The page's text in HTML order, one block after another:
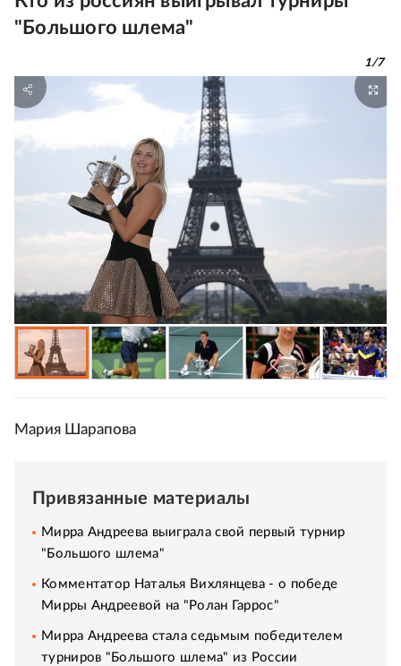
"Большого шлема"
1/7
Мария Шарапова
Привязанные материалы
Мирра Андреева выиграла свой первый турнир
"Большого шлема"
Комментатор Наталья Вихлянцева - о победе
Мирры Андреевой на "Ролан Гаррос"
Мирра Андреева стала седьмым победителем
турниров "Большого шлема" из России